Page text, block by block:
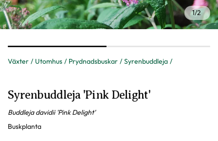
Växter Utomhus Prydnadsbuskar Syrenbuddleja
1/2
Syrenbuddleja 'Pink Delight'
Buddleja davidii 'Pink Delight'
Buskplanta